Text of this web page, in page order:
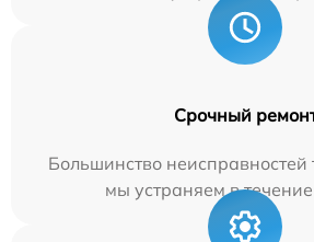
Срочный
Большинство неисправностей
мы устраняем в